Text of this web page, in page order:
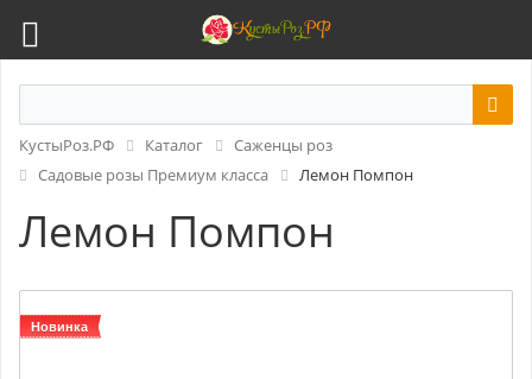
КустыРоз.РФ Каталог
Саженцы роз
Садовые розы Премиум класса
Лемон Помпон
Лемон Помпон
Новинка